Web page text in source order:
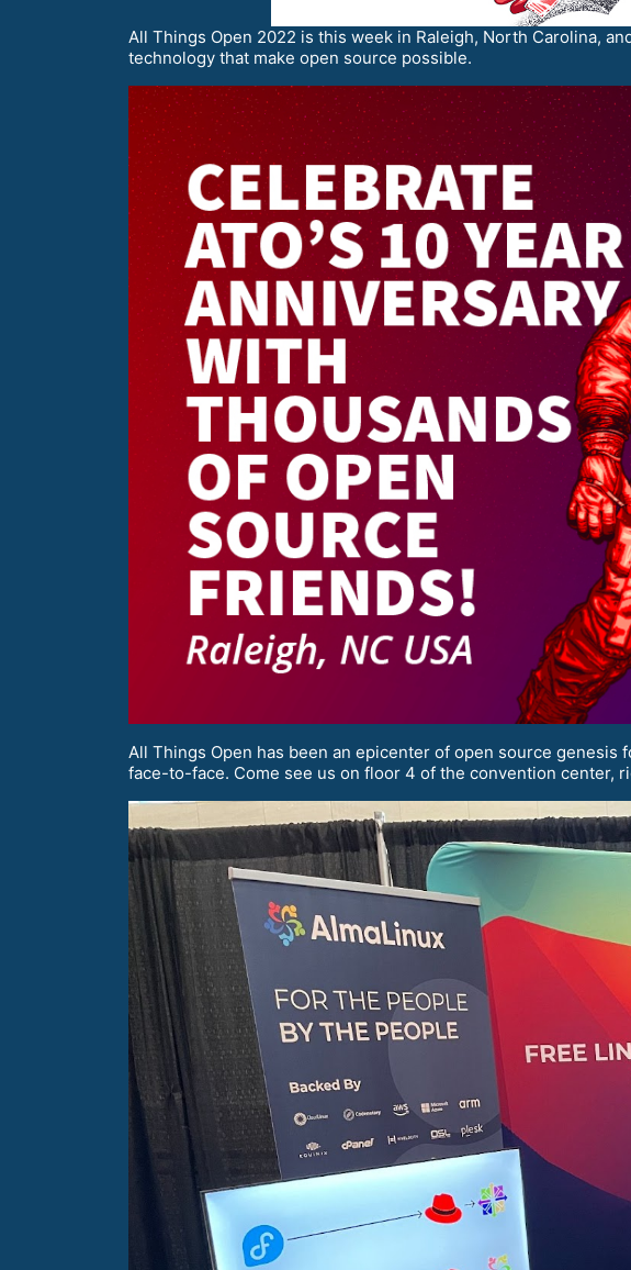
All Things Open 2022 is this week in Raleigh, North Carolina,
technology that make open source possible.
All Things Open has been an epicenter of open source
face-to-face. Come see us on floor 4 of the convention center,